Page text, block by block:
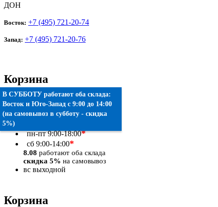
ДОН
Восток: +7 (495) 721-20-74
Запад: +7 (495) 721-20-76
Корзина
Товаров:0 шт.
Оформить заказ
пн-пт9:00-18:00*
сб 9:00-14:00*
8.08 работают оба склада
скидка 5% на самовывоз
вс выходной
Корзина
В СУББОТУ работают оба склада:
Восток и Юго-Запад c 9:00 до 14:00
(на самовывоз в субботу - скидка
5%)